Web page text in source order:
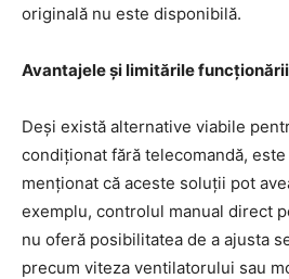
originală nu este disponibilă.
Avantajele și limitările
Deși există alternative viabile
condiționat fără telecomandă,
menționat că aceste soluții pot
exemplu, controlul manual direct
nu oferă posibilitatea de a ajusta
precum viteza ventilatorului sau